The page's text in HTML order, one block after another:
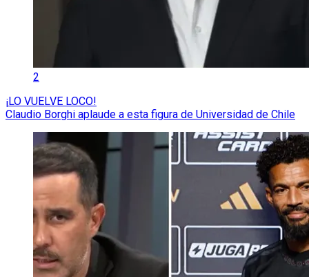
2
¡LO VUELVE LOCO!
Claudio Borghi aplaude a esta figura de Universidad de Chile